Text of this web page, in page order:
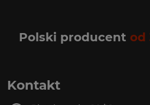
Polski producent od
Kontakt